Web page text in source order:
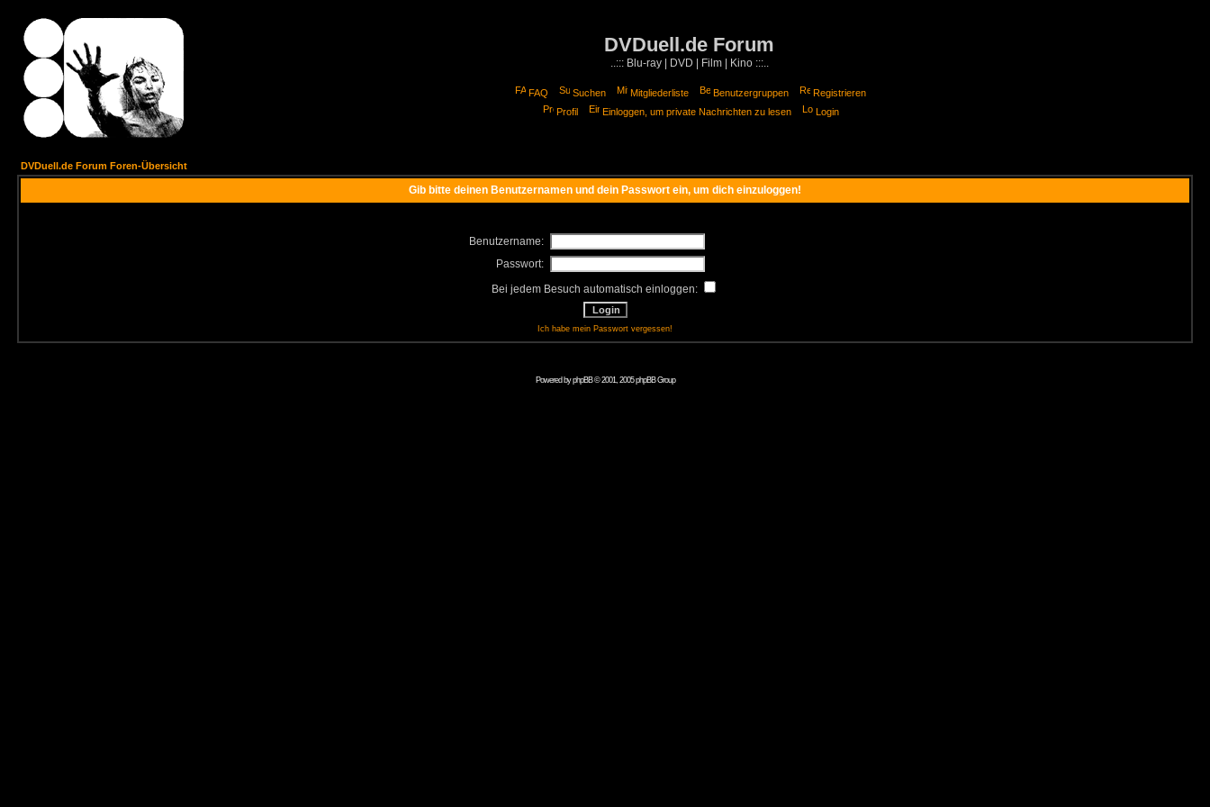
DVDuell.de Forum
..::: Blu-ray | DVD | Film | Kino :::..
FAQ Suchen Mitgliederliste Benutzergruppen
Registrieren
Profil
Einloggen, um private Nachrichten zu lesen Login
DVDuell.de Forum Foren-Übersicht
Gib bitte deinen Benutzernamen und dein Passwort ein, um dich einzuloggen!
Benutzername:
Passwort:
Bei jedem Besuch automatisch einloggen:
Ich habe mein Passwort vergessen!
Powered byphpBB© 2001, 2005 phpBB Group